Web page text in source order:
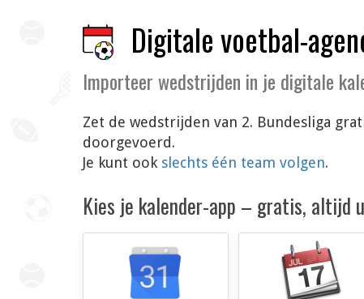
Digitale voetbal-
Importeer wedstrijden in je digitale
Zet de wedstrijden van 2. Bundesliga
doorgevoerd.
Je kunt ook slechts één team volgen.
Kies je kalender-app – gratis, altijd